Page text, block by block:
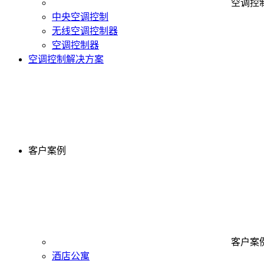
空调控
中央空调控制
无线空调控制器
空调控制器
空调控制解决方案
客户案例
客户案
酒店公寓